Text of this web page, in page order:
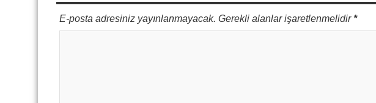
E-posta adresiniz yayınlanmayacak. Gerekli alanlar işaretlenmelidir*